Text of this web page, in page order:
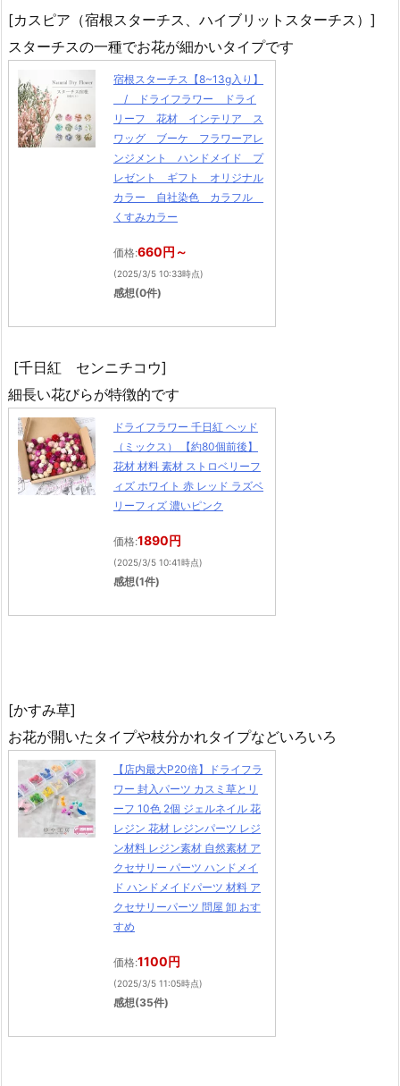
[カスピア（宿根スターチス、ハイブリットスターチス）]
スターチスの一種でお花が細かいタイプです
宿根スターチス【8~13g入り】
/ ドライフラワー ドライ
リーフ 花材 インテリア ス
ワッグ ブーケ フラワーアレ
ンジメント ハンドメイド プ
レゼント ギフト オリジナル
カラー 自社染色 カラフル
くすみカラー
価格:660円～
(2025/3/5 10:33時点)
感想(0件)
[千日紅 センニチコウ]
細長い花びらが特徴的です
ドライフラワー 千日紅 ヘッド
（ミックス） 【約80個前後】
花材 材料 素材 ストロベリーフ
ィズ ホワイト 赤 レッド ラズベ
リーフィズ 濃いピンク
価格:1890円
(2025/3/5 10:41時点)
感想(1件)
[かすみ草]
お花が開いたタイプや枝分かれタイプなどいろいろ
【店内最大P20倍】ドライフラ
ワー 封入パーツ カスミ草とリ
ーフ 10色 2個 ジェルネイル 花
レジン 花材 レジンパーツ レジ
ン材料 レジン素材 自然素材 ア
クセサリー パーツ ハンドメイ
ド ハンドメイドパーツ 材料 ア
クセサリーパーツ 問屋 卸 おす
すめ
価格:1100円
(2025/3/5 11:05時点)
感想(35件)